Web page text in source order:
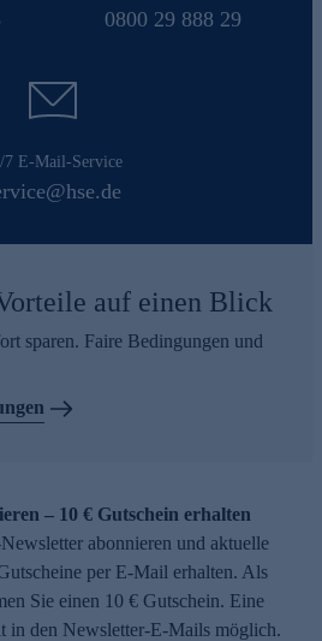
0800 29 888 29
7 E-Mail-Service
auf einen Blick
sparen. Faire Bedingungen und
– 10 € Gutschein erhalten
abonnieren und aktuelle
per E-Mail erhalten. Als
Sie einen 10 € Gutschein. Eine
in den Newsletter-E-Mails möglich.